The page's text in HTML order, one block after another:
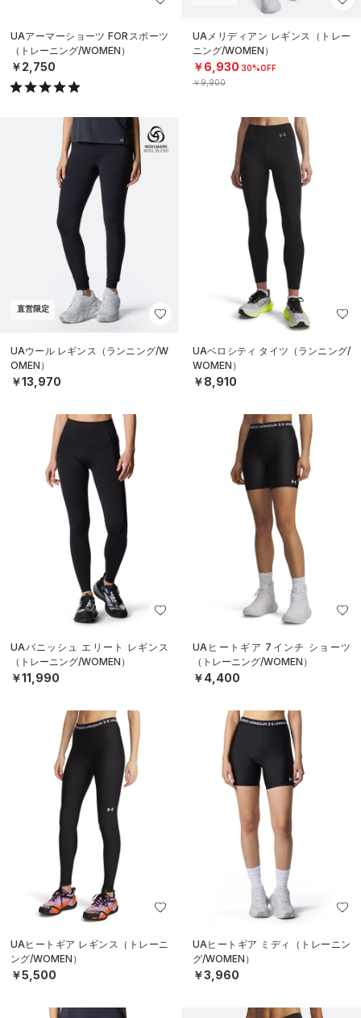
UAアーマーショーツ FORスポーツ
（トレーニング/WOMEN）
￥2,750
UAメリディアン レギンス（トレー
ニング/WOMEN）
￥6,930 30%OFF
￥9,900
直営限定
UAウール レギンス（ランニング/W
OMEN）
￥13,970
UAベロシティ タイツ（ランニング/
WOMEN）
￥8,910
UAバニッシュ エリート レギンス
（トレーニング/WOMEN）
￥11,990
UAヒートギア 7インチ ショーツ
（トレーニング/WOMEN）
￥4,400
UAヒートギア レギンス（トレーニ
ング/WOMEN）
￥5,500
UAヒートギア ミディ（トレーニン
グ/WOMEN）
￥3,960